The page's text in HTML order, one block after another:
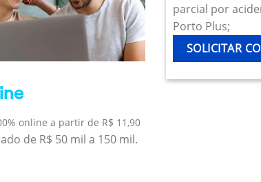
online a partir de R$ 11,90
de R$ 50 mil a 150 mil.
parcial por
Porto Plus;
SOLICITAR